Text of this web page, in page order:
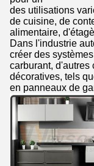
des utilisations
de cuisine, de
alimentaire,
Dans l'industrie
créer des
carburant, d'autres
décoratives, tels
en panneaux de